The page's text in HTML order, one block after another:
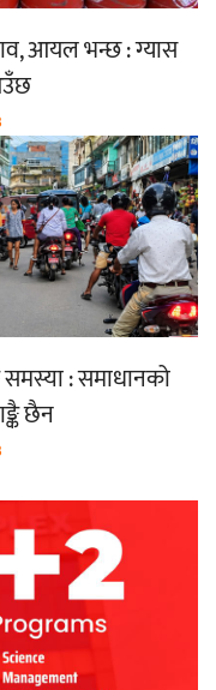
आयल भन्छ : ग्यास
समस्या : समाधानको
छैन